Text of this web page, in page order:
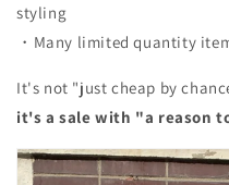
styling
・Many limited quantity
It's not "just cheap by
it's a sale with "a reason